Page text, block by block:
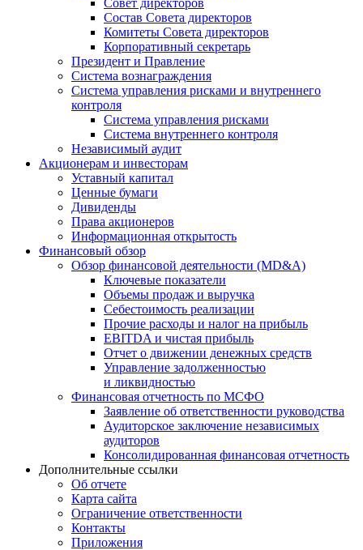
Совет директоров
Состав Совета директоров
Комитеты Совета директоров
Корпоративный секретарь
Президент и Правление
Система вознаграждения
Система управления рисками и внутреннего
контроля
Система управления рисками
Система внутреннего контроля
Независимый аудит
Акционерам и инвесторам
Уставный капитал
Ценные бумаги
Дивиденды
Права акционеров
Информационная открытость
Финансовый обзор
Обзор финансовой деятельности (MD&A)
Ключевые показатели
Объемы продаж и выручка
Себестоимость реализации
Прочие расходы и налог на прибыль
EBITDA и чистая прибыль
Отчет о движении денежных средств
Управление задолженностью
и ликвидностью
Финансовая отчетность по МСФО
Заявление об ответственности руководства
Аудиторское заключение независимых
аудиторов
Консолидированная финансовая отчетность
Дополнительные ссылки
Об отчете
Карта сайта
Ограничение ответственности
Контакты
Приложения